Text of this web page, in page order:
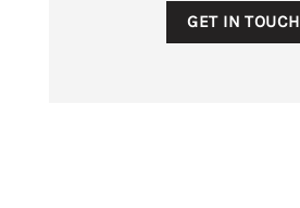
GET IN TOUCH